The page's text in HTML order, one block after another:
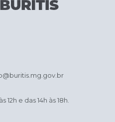
12h e das 14h às 18h.